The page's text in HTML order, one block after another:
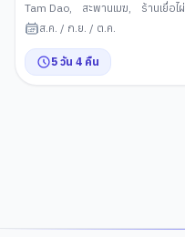
Tam Dao, สะพานเมฆ, ร้านเยื่อไผ่
ซาปาไนท์มาร์เก็ต,
หินฟานซิปัน
ยอดเขาฟานซิปัน
ไหม (ฮานอย), เมืองฮานอย
ส.ค. / ก.ย. / ต.ค.
5 วัน 4 คืน